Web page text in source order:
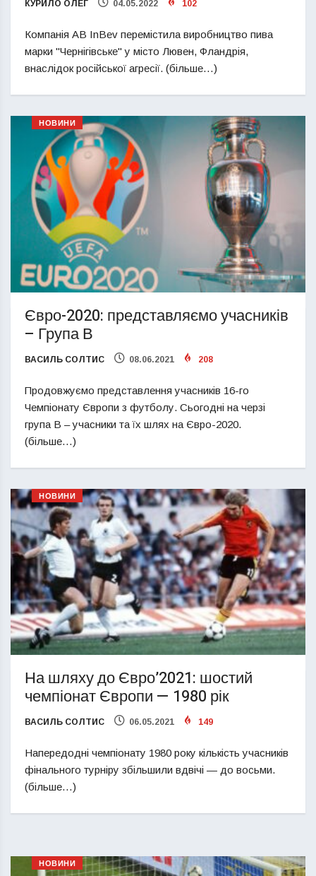
КУРИЛО ОЛЕГ 04.05.2022 102
Компанія AB InBev перемістила виробництво пива
марки "Чернігівське" у місто Лювен, Фландрія,
внаслідок російської агресії. (більше…)
НОВИНИ
Євро-2020: представляємо учасників
– Група В
ВАСИЛЬ СОЛТИС 08.06.2021 208
Продовжуємо представлення учасників 16-го
Чемпіонату Європи з футболу. Сьогодні на черзі
група В – учасники та їх шлях на Євро-2020.
(більше…)
НОВИНИ
На шляху до Євро’2021: шостий
чемпіонат Європи — 1980 рік
ВАСИЛЬ СОЛТИС 06.05.2021 149
Напередодні чемпіонату 1980 року кількість учасників
фінального турніру збільшили вдвічі — до восьми.
(більше…)
НОВИНИ